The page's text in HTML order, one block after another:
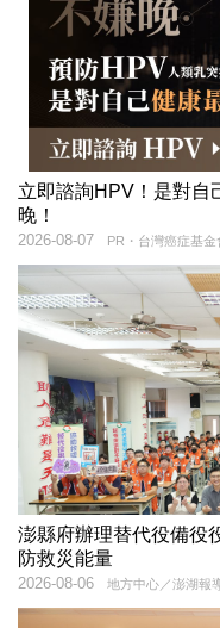
立即諮詢HPV！是對自
晚！
PR・台灣癌症基金
2026-08-07
澎縣府辦理替代役備
防救災能量
地方中心／澎湖報
2026-08-06